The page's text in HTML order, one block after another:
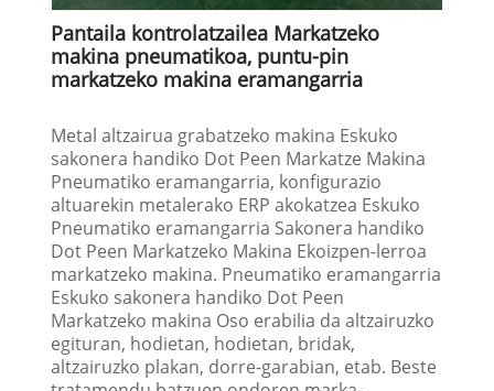
Pantaila kontrolatzailea Markatzeko
makina pneumatikoa, puntu-pin
markatzeko makina eramangarria
Metal altzairua grabatzeko makina Eskuko
sakonera handiko Dot Peen Markatze Makina
Pneumatiko eramangarria, konfigurazio
altuarekin metalerako ERP akokatzea Eskuko
Pneumatiko eramangarria Sakonera handiko
Dot Peen Markatzeko Makina Ekoizpen-lerroa
markatzeko makina. Pneumatiko eramangarria
Eskuko sakonera handiko Dot Peen
Markatzeko makina Oso erabilia da altzairuzko
egituran, hodietan, hodietan, bridak,
altzairuzko plakan, dorre-garabian, etab. Beste